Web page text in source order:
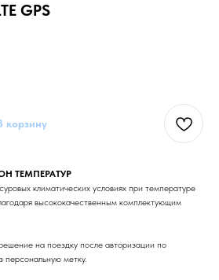
GPS
корзину
ТЕМПЕРАТУР
климатических условиях при температуре
высококачественным комплектующим
на поездку после авторизации по
персональную метку.